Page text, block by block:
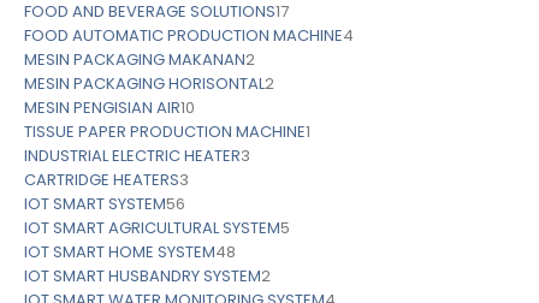
FOOD AND BEVERAGE SOLUTIONS17
FOOD AUTOMATIC PRODUCTION MACHINE4
MESIN PACKAGING MAKANAN2
MESIN PACKAGING HORISONTAL2
MESIN PENGISIAN AIR10
TISSUE PAPER PRODUCTION MACHINE1
INDUSTRIAL ELECTRIC HEATER3
CARTRIDGE HEATERS3
IOT SMART SYSTEM56
IOT SMART AGRICULTURAL SYSTEM5
IOT SMART HOME SYSTEM48
IOT SMART HUSBANDRY SYSTEM2